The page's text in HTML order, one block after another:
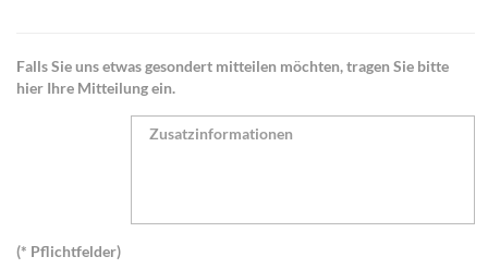
Falls Sie uns etwas gesondert mitteilen möchten, tragen Sie bitte
hier Ihre Mitteilung ein.
(* Pflichtfelder)